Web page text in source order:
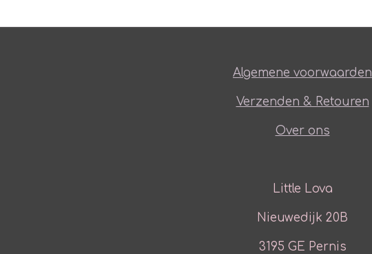
Algemene voorwaarden
Verzenden & Retouren
Over ons
Little Lova
Nieuwedijk 20B
3195 GE Pernis